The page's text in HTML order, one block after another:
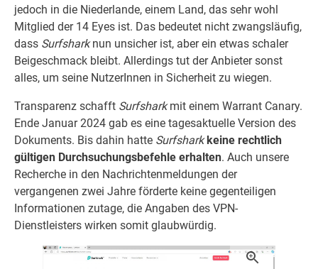
jedoch in die Niederlande, einem Land, das sehr wohl
Mitglied der 14 Eyes ist. Das bedeutet nicht zwangsläufig,
dass Surfsharknun unsicher ist, aber ein etwas schaler
Beigeschmack bleibt. Allerdings tut der Anbieter sonst
alles, um seine NutzerInnen in Sicherheit zu wiegen.
Transparenz schafft Surfsharkmit einem Warrant Canary.
Ende Januar 2024 gab es eine tagesaktuelle Version des
Dokuments. Bis dahin hatte Surfshark keine rechtlich
gültigen Durchsuchungsbefehle erhalten. Auch unsere
Recherche in den Nachrichtenmeldungen der
vergangenen zwei Jahre förderte keine gegenteiligen
Informationen zutage, die Angaben des VPN-
Dienstleisters wirken somit glaubwürdig.